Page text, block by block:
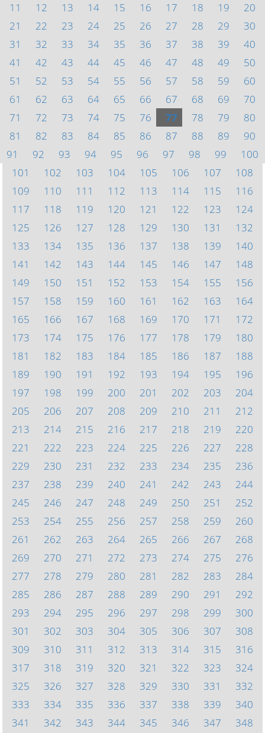
11
12 13 14 15 16 17 18 19
20
21
22 23 24 25 26 27 28 29
30
31
32 33 34 35 36 37 38 39
40
41
42 43 44 45 46 47 48 49
50
51
52 53 54 55 56 57 58 59
60
61
62 63 64 65 66 67 68 69
70
71
72 73 74 75 76 77 78 79
80
81
82 83 84 85 86 87 88 89
90
91
92 93 94 95 96 97 98 99
100
101
102 103 104 105 106 107
108
109
110 111 112 113 114 115
116
117
118 119 120 121 122 123
124
125
126 127 128 129 130 131
132
133
134 135 136 137 138 139
140
141
142 143 144 145 146 147
148
149
150 151 152 153 154 155
156
157
158 159 160 161 162 163
164
165
166 167 168 169 170 171
172
173
174 175 176 177 178 179
180
181
182 183 184 185 186 187
188
189
190 191 192 193 194 195
196
197
198 199 200 201 202 203
204
205
206 207 208 209 210 211
212
213
214 215 216 217 218 219
220
221
222 223 224 225 226 227
228
229
230 231 232 233 234 235
236
237
238 239 240 241 242 243
244
245
246 247 248 249 250 251
252
253
254 255 256 257 258 259
260
261
262 263 264 265 266 267
268
269
270 271 272 273 274 275
276
277
278 279 280 281 282 283
284
285
286 287 288 289 290 291
292
293
294 295 296 297 298 299
300
301
302 303 304 305 306 307
308
309
310 311 312 313 314 315
316
317
318 319 320 321 322 323
324
325
326 327 328 329 330 331
332
333
334 335 336 337 338 339
340
341
342 343 344 345 346 347 348